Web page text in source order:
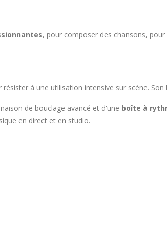
, pour composer des chansons,
à une utilisation intensive sur scène.
de bouclage avancé et d'une boîte à
en direct et en studio.